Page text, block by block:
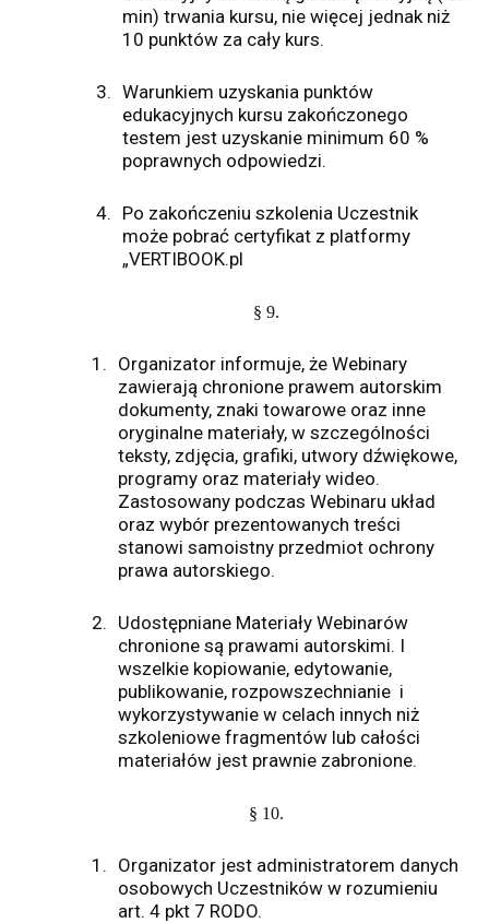
min) trwania kursu, nie więcej jednak niż
10 punktów za cały kurs.
3. Warunkiem uzyskania punktów
edukacyjnych kursu zakończonego
testem jest uzyskanie minimum 60 %
poprawnych odpowiedzi.
4. Po zakończeniu szkolenia Uczestnik
może pobrać certyfikat z platformy
„VERTIBOOK.pl
§ 9.
1. Organizator informuje, że Webinary
zawierają chronione prawem autorskim
dokumenty, znaki towarowe oraz inne
oryginalne materiały, w szczególności
teksty, zdjęcia, grafiki, utwory dźwiękowe,
programy oraz materiały wideo.
Zastosowany podczas Webinaru układ
oraz wybór prezentowanych treści
stanowi samoistny przedmiot ochrony
prawa autorskiego.
2. Udostępniane Materiały Webinarów
chronione są prawami autorskimi. I
wszelkie kopiowanie, edytowanie,
publikowanie, rozpowszechnianie i
wykorzystywanie w celach innych niż
szkoleniowe fragmentów lub całości
materiałów jest prawnie zabronione.
§ 10.
1. Organizator jest administratorem danych
osobowych Uczestników w rozumieniu
art. 4 pkt 7 RODO.